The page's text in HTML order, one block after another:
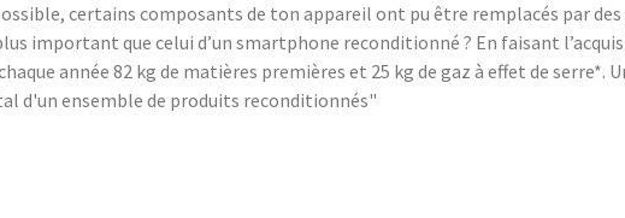
certains composants de ton appareil ont pu être remplacés par
important que celui d’un smartphone reconditionné ? En faisant
année 82 kg de matières premières et 25 kg de gaz à effet de serre*.
d'un ensemble de produits reconditionnés"